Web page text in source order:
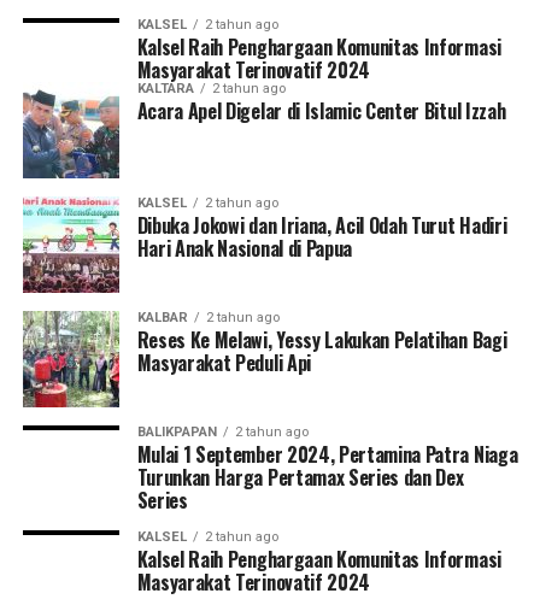
KALSEL 2 tahun ago
Kalsel Raih Penghargaan Komunitas Informasi
Masyarakat Terinovatif 2024
KALTARA 2 tahun ago
Acara Apel Digelar di Islamic Center Bitul Izzah
KALSEL 2 tahun ago
Dibuka Jokowi dan Iriana, Acil Odah Turut Hadiri
Hari Anak Nasional di Papua
KALBAR 2 tahun ago
Reses Ke Melawi, Yessy Lakukan Pelatihan Bagi
Masyarakat Peduli Api
BALIKPAPAN 2 tahun ago
Mulai 1 September 2024, Pertamina Patra Niaga
Turunkan Harga Pertamax Series dan Dex
Series
KALSEL 2 tahun ago
Kalsel Raih Penghargaan Komunitas Informasi
Masyarakat Terinovatif 2024